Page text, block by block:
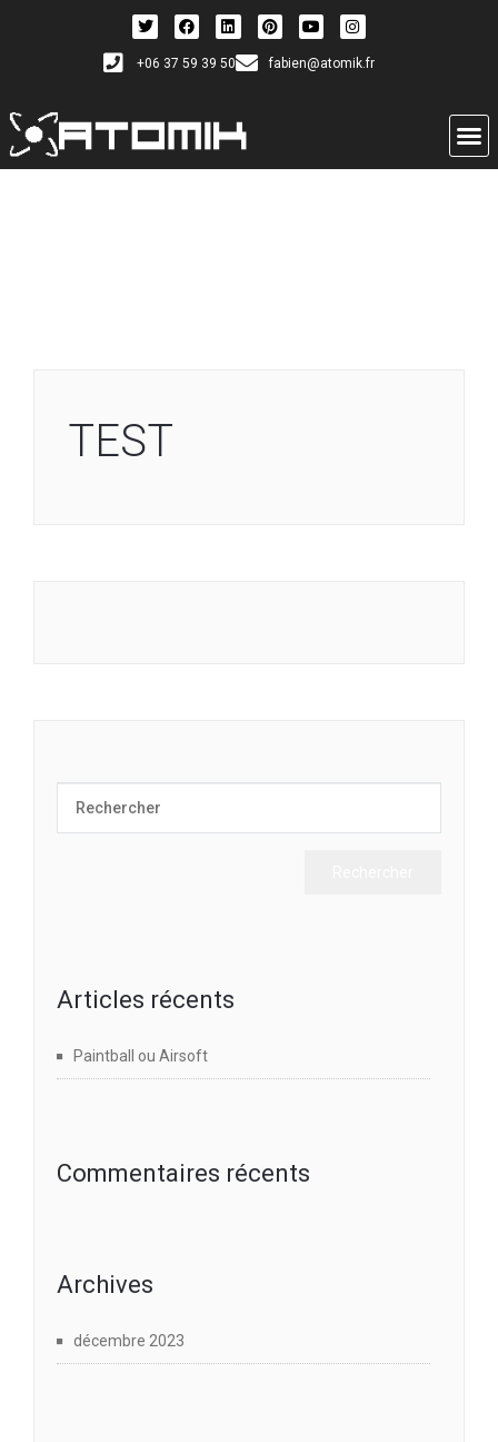
+06 37 59 39 50 fabien@atomik.fr
TEST
Articles récents
Paintball ou Airsoft
Commentaires récents
Archives
décembre 2023